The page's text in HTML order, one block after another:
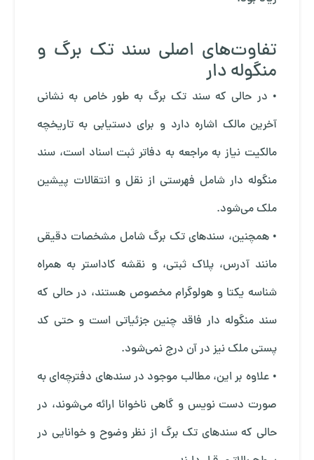
تفاوت‌های اصلی سند تک برگ و
منگوله دار
• در حالی که سند تک برگ به طور خاص به نشانی
آخرین مالک اشاره دارد و برای دستیابی به تاریخچه
مالکیت نیاز به مراجعه به دفاتر ثبت اسناد است، سند
منگوله دار شامل فهرستی از نقل و انتقالات پیشین
ملک می‌شود.
• همچنین، سندهای تک برگ شامل مشخصات دقیقی
مانند آدرس، پلاک ثبتی، و نقشه کاداستر به همراه
شناسه یکتا و هولوگرام مخصوص هستند، در حالی که
سند منگوله دار فاقد چنین جزئیاتی است و حتی کد
پستی ملک نیز در آن درج نمی‌شود.
• علاوه بر این، مطالب موجود در سندهای دفترچه‌ای به
صورت دست نویس و گاهی ناخوانا ارائه می‌شوند، در
حالی که سندهای تک برگ از نظر وضوح و خوانایی در